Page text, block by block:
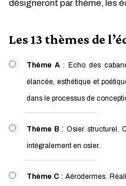
désigneront par thème, les
Les 13 thèmes de
Thème A : Echo des
élancée, esthétique et
dans le processus de
Thème B : Osier structurel.
intégralement en osier.
Thème C : Aérodermes.